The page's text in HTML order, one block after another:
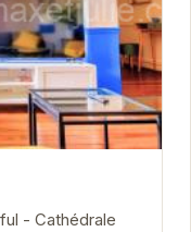
- Cathédrale